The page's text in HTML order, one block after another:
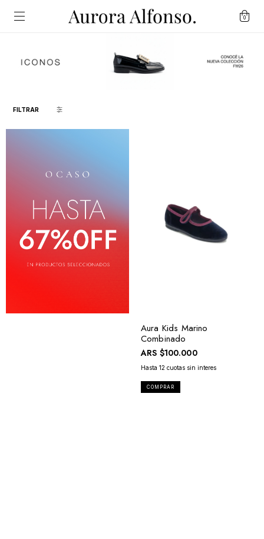
0
FILTRAR
Aura Kids Marino
Combinado
ARS $100.000
COMPRAR